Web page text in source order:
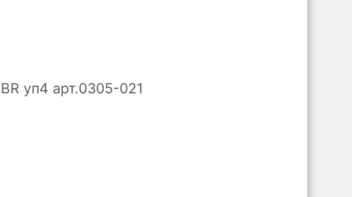
уп4 арт.0305-021